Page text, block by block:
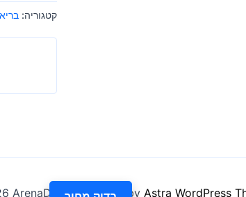
קטגוריה:
ArenaDeal | Powered by Astra WordPress